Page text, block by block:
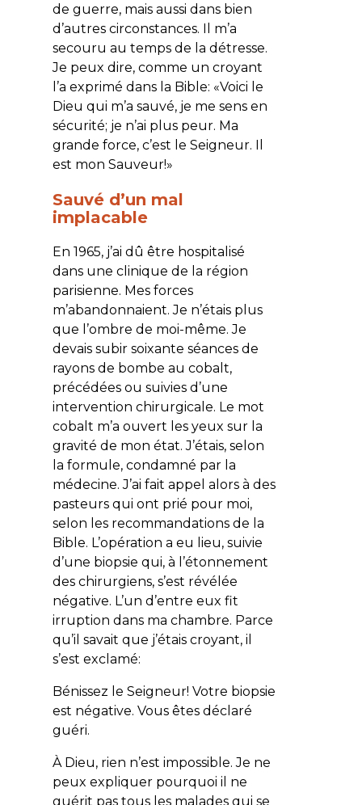
de guerre, mais aussi dans bien
d’autres circonstances. Il m’a
secouru au temps de la détresse.
Je peux dire, comme un croyant
l’a exprimé dans la Bible: «Voici le
Dieu qui m’a sauvé, je me sens en
sécurité; je n’ai plus peur. Ma
grande force, c’est le Seigneur. Il
est mon Sauveur!»
Sauvé d’un mal
implacable
En 1965, j’ai dû être hospitalisé
dans une clinique de la région
parisienne. Mes forces
m’abandonnaient. Je n’étais plus
que l’ombre de moi-même. Je
devais subir soixante séances de
rayons de bombe au cobalt,
précédées ou suivies d’une
intervention chirurgicale. Le mot
cobalt m’a ouvert les yeux sur la
gravité de mon état. J’étais, selon
la formule, condamné par la
médecine. J’ai fait appel alors à des
pasteurs qui ont prié pour moi,
selon les recommandations de la
Bible. L’opération a eu lieu, suivie
d’une biopsie qui, à l’étonnement
des chirurgiens, s’est révélée
négative. L’un d’entre eux fit
irruption dans ma chambre. Parce
qu’il savait que j’étais croyant, il
s’est exclamé:
Bénissez le Seigneur! Votre biopsie
est négative. Vous êtes déclaré
guéri.
À Dieu, rien n’est impossible. Je ne
peux expliquer pourquoi il ne
guérit pas tous les malades qui se